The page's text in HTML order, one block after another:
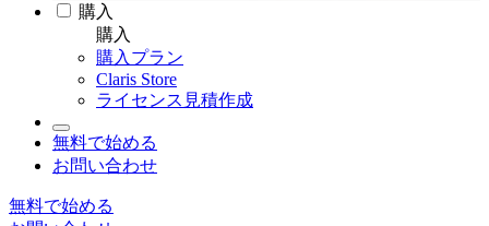
購入
購入
購入プラン
Claris Store
ライセンス見積作成
無料で始める
お問い合わせ
無料で始める